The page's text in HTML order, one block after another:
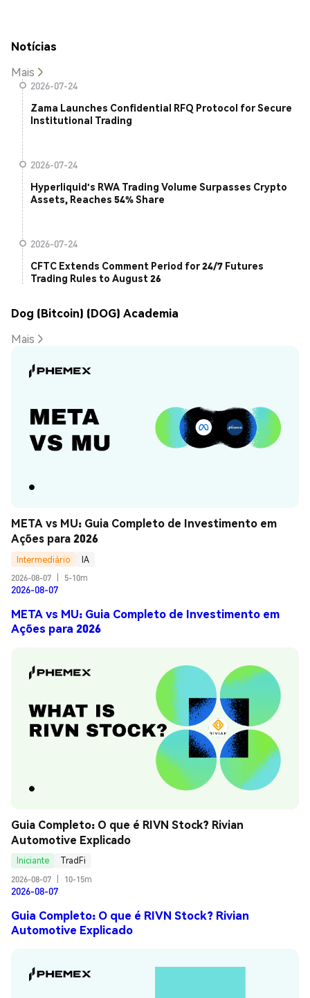
Notícias
Mais
2026-07-24
Zama Launches Confidential RFQ Protocol for Secure
Institutional Trading
2026-07-24
Hyperliquid's RWA Trading Volume Surpasses Crypto
Assets, Reaches 54% Share
2026-07-24
CFTC Extends Comment Period for 24/7 Futures
Trading Rules to August 26
Dog (Bitcoin) (DOG) Academia
Mais
META vs MU: Guia Completo de Investimento em
Ações para 2026
Intermediário
IA
2026-08-07
5-10m
2026-08-07
META vs MU: Guia Completo de Investimento em
Ações para 2026
Guia Completo: O que é RIVN Stock? Rivian
Automotive Explicado
Iniciante
TradFi
2026-08-07
10-15m
2026-08-07
Guia Completo: O que é RIVN Stock? Rivian
Automotive Explicado